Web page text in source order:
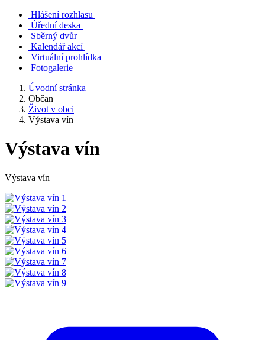
Hlášení rozhlasu
Úřední deska
Sběrný dvůr
Kalendář akcí
Virtuální prohlídka
Fotogalerie
Úvodní stránka
Občan
Život v obci
Výstava vín
Výstava vín
Výstava vín